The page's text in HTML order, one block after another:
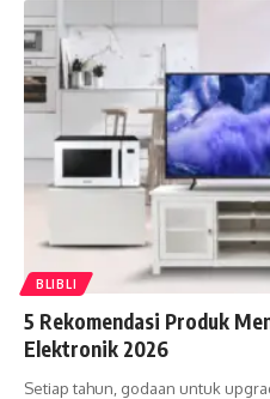
BLIBLI
5 Rekomendasi Produk
Elektronik 2026
Setiap tahun, godaan untuk